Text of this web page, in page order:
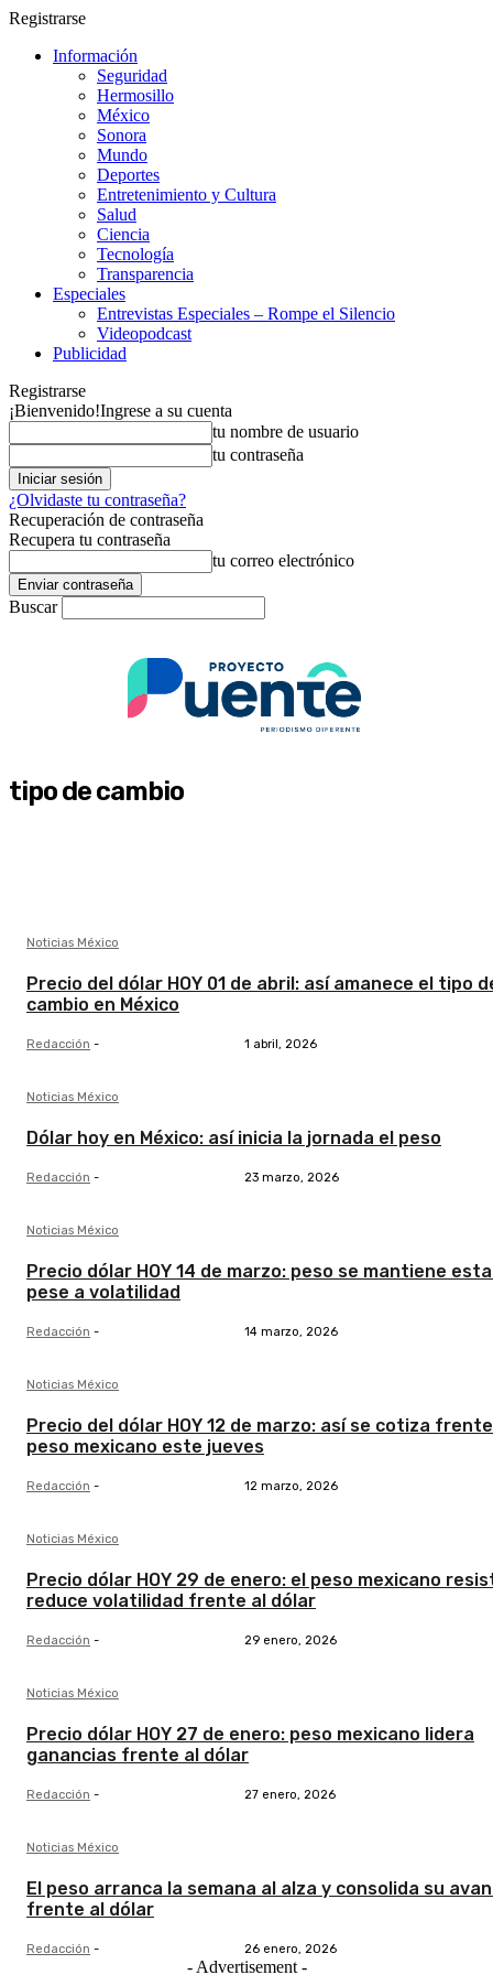
Registrarse
Información
Seguridad
Hermosillo
México
Sonora
Mundo
Deportes
Entretenimiento y Cultura
Salud
Ciencia
Tecnología
Transparencia
Especiales
Entrevistas Especiales – Rompe el Silencio
Videopodcast
Publicidad
Registrarse
¡Bienvenido!Ingrese a su cuenta
tu nombre de usuario
tu contraseña
¿Olvidaste tu contraseña?
Recuperación de contraseña
Recupera tu contraseña
tu correo electrónico
Buscar
tipo de cambio
Noticias México
Precio del dólar HOY 01 de abril: así amanece el tipo
cambio en México
Redacción - 1 abril, 2026
Noticias México
Dólar hoy en México: así inicia la jornada el peso
Redacción - 23 marzo, 2026
Noticias México
Precio dólar HOY 14 de marzo: peso se mantiene
pese a volatilidad
Redacción - 14 marzo, 2026
Noticias México
Precio del dólar HOY 12 de marzo: así se cotiza
peso mexicano este jueves
Redacción - 12 marzo, 2026
Noticias México
Precio dólar HOY 29 de enero: el peso mexicano
reduce volatilidad frente al dólar
Redacción - 29 enero, 2026
Noticias México
Precio dólar HOY 27 de enero: peso mexicano lidera
ganancias frente al dólar
Redacción - 27 enero, 2026
Noticias México
El peso arranca la semana al alza y consolida su
frente al dólar
Redacción - 26 enero, 2026
- Advertisement -